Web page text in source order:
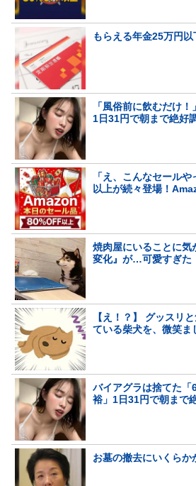
もらえる年金25万円
「風俗前に飲むだけ
1日31円で朝まで絶好
「え、こんなセール
以上が続々登場！
焼肉屋にいることに気
変化』が…可愛すぎた
【え！？】 グッスリ
ている柴犬を、微笑
バイアグラは捨てた
裕」1日31円で朝まで
お墓の撤去にいくらか